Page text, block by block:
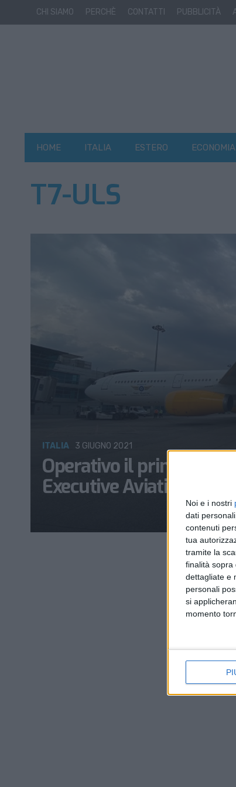
Noi e i nostri
dati
contenuti
tua
tramite la
finalità sopra
dettagliate e
personali
si
momento
CHI SIAMO PERCHÈ CONTATTI PUBBLICITÀ
HOME ITALIA ESTERO ECONOMIA
T7-ULS
Operativo il primo dei
Executive Aviation
ITALIA 3 GIUGNO 2021